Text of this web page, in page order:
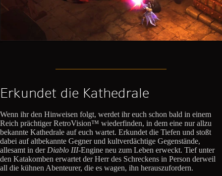
Erkundet die Kathedrale
Wenn ihr den Hinweisen folgt, werdet ihr euch schon bald in einem
Reich prächtiger RetroVision™ wiederfinden, in dem eine nur allzu
bekannte Kathedrale auf euch wartet. Erkundet die Tiefen und stoßt
dabei auf altbekannte Gegner und kultverdächtige Gegenstände,
allesamt in derDiablo III-Engine neu zum Leben erweckt. Tief unter
den Katakomben erwartet der Herr des Schreckens in Person derweil
all die kühnen Abenteurer, die es wagen, ihn herauszufordern.